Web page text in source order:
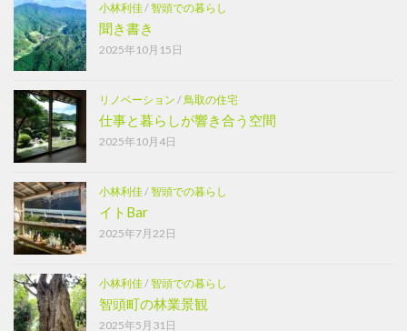
小林利佳/智頭での暮らし
聞き書き
2025年10月15日
リノベーション /鳥取の住宅
仕事と暮らしが響き合う空間
2025年10月4日
小林利佳/智頭での暮らし
イトBar
2025年7月22日
小林利佳/智頭での暮らし
智頭町の林業景観
2025年5月31日